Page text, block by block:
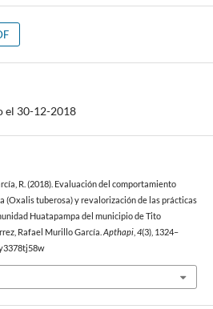
el 30-12-2018
R. (2018). Evaluación del comportamiento
(Oxalis tuberosa) y revalorización de las prácticas
Huatapampa del municipio de Tito
Rafael Murillo García. Apthapi, 4(3), 1324–